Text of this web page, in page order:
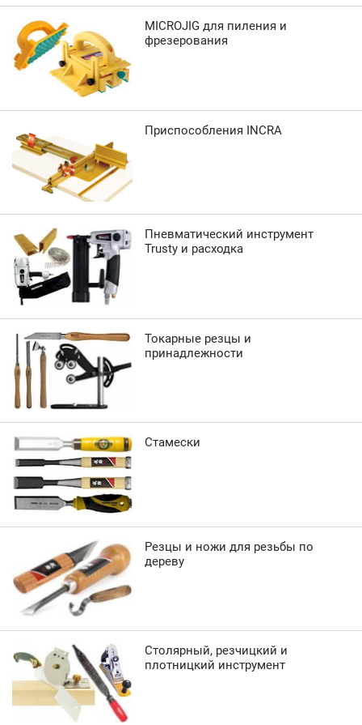
MICROJIG для пиления и
фрезерования
Приспособления INCRA
Пневматический инструмент
Trusty и расходка
Токарные резцы и
принадлежности
Стамески
Резцы и ножи для резьбы по
дереву
Столярный, резчицкий и
плотницкий инструмент